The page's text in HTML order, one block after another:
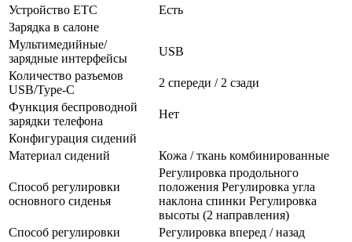
Устройство ETC
Есть
Зарядка в салоне
Мультимедийные/
зарядные интерфейсы
USB
Количество разъемов
USB/Type-C
2 спереди / 2 сзади
Функция беспроводной
зарядки телефона
Нет
Конфигурация сидений
Материал сидений
Кожа / ткань комбинированные
Способ регулировки
основного сиденья
Регулировка продольного
положения Регулировка угла
наклона спинки Регулировка
высоты (2 направления)
Способ регулировки
Регулировка вперед / назад